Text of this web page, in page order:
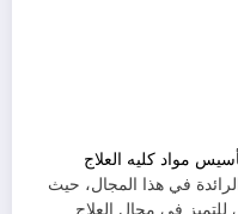
مواد كليه العلاج
في هذا المجال، حيث
في مجال العلاج